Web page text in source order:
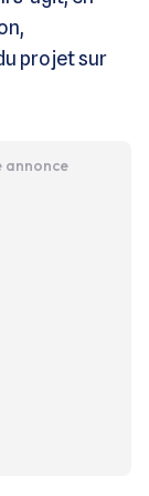
projet sur
annonce